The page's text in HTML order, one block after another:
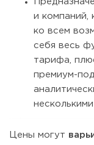
и компаний,
ко всем
себя весь
тарифа,
премиум-
Цены могут